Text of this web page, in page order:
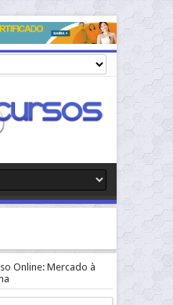
Online: Mercado à